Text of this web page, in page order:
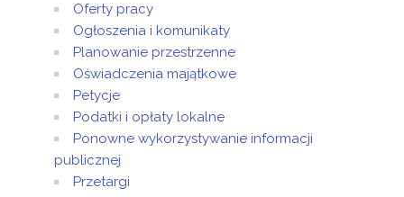
Oferty pracy
Ogłoszenia i komunikaty
Planowanie przestrzenne
Oświadczenia majątkowe
Petycje
Podatki i opłaty lokalne
Ponowne wykorzystywanie informacji
publicznej
Przetargi